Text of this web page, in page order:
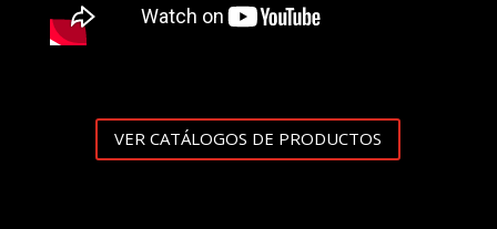
VER CATÁLOGOS DE PRODUCTOS